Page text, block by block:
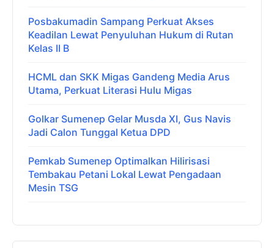
Posbakumadin Sampang Perkuat Akses
Keadilan Lewat Penyuluhan Hukum di Rutan
Kelas II B
HCML dan SKK Migas Gandeng Media Arus
Utama, Perkuat Literasi Hulu Migas
Golkar Sumenep Gelar Musda XI, Gus Navis
Jadi Calon Tunggal Ketua DPD
Pemkab Sumenep Optimalkan Hilirisasi
Tembakau Petani Lokal Lewat Pengadaan
Mesin TSG